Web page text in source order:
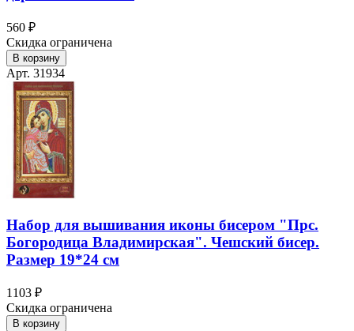
560 ₽
Скидка ограничена
В корзину
Арт. 31934
Набор для вышивания иконы бисером "Прс.
Богородица Владимирская". Чешский бисер.
Размер 19*24 см
1103 ₽
Скидка ограничена
В корзину